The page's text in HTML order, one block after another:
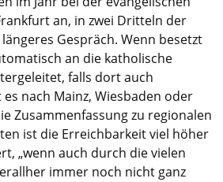
an, in zwei Dritteln der
Gespräch. Wenn besetzt
an die katholische
falls dort auch
nach Mainz, Wiesbaden oder
Zusammenfassung zu regionalen
ist die Erreichbarkeit viel höher
„wenn auch durch die vielen
immer noch nicht ganz